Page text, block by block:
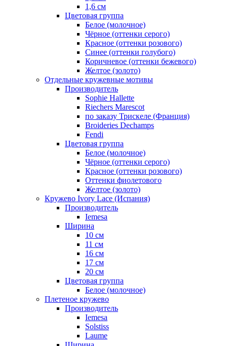
1,6 см
Цветовая группа
Белое (молочное)
Чёрное (оттенки серого)
Красное (оттенки розового)
Синее (оттенки голубого)
Коричневое (оттенки бежевого)
Желтое (золото)
Отдельные кружевные мотивы
Производитель
Sophie Hallette
Riechers Marescot
по заказу Трискеле (Франция)
Broideries Dechamps
Fendi
Цветовая группа
Белое (молочное)
Чёрное (оттенки серого)
Красное (оттенки розового)
Оттенки фиолетового
Желтое (золото)
Кружево Ivory Lace (Испания)
Производитель
Iemesa
Ширина
10 см
11 см
16 см
17 см
20 см
Цветовая группа
Белое (молочное)
Плетеное кружево
Производитель
Iemesa
Solstiss
Laume